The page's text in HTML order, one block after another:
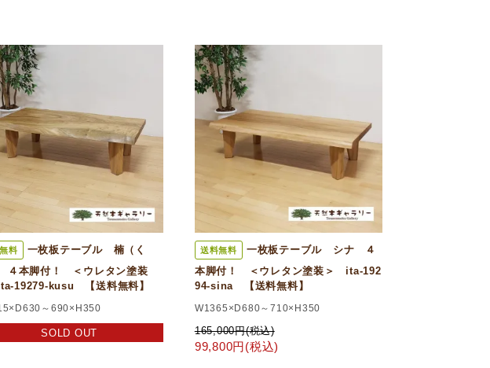
料
一枚板テーブル 楠（く
４本脚付！ ＜ウレタン塗装
19279-kusu 【送料無料】
～690×H350
SOLD OUT
送料無料
一枚板テーブル シナ ４
本脚付！ ＜ウレタン塗装＞ ita-192
94-sina 【送料無料】
W1365×D680～710×H350
165,000円(税込)
99,800円(税込)